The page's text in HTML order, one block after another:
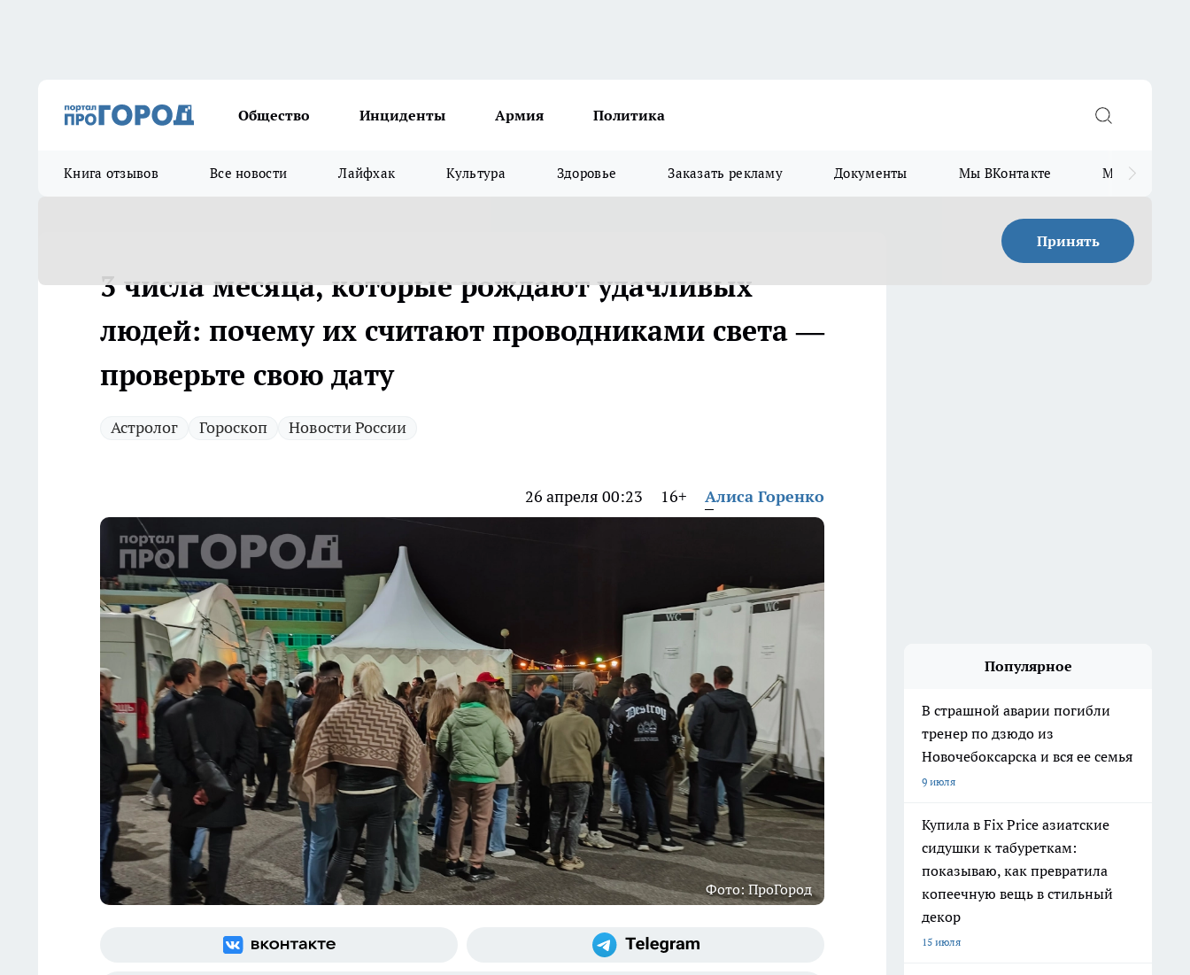
Общество Инциденты Армия Политика
Книга отзывов Все новости Лайфхак Культура Здоровье Заказать рекламу Документы Мы ВКонтакте Мы в
Принять
3 числа месяца, которые рождают удачливых
людей: почему их считают проводниками света —
проверьте свою дату
Астролог Гороскоп Новости России
26 апреля 00:23 16+ Алиса Горенко
Фото: ПроГород
Популярное
В страшной аварии погибли
тренер по дзюдо из
Новочебоксарска и вся ее семья
9 июля
Купила в Fix Price азиатские
сидушки к табуреткам:
показываю, как превратила
копеечную вещь в стильный
декор
15 июля